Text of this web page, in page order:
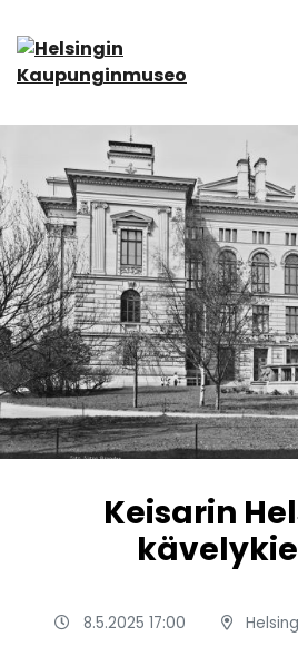
Keisarin
8.5.2025 17:00